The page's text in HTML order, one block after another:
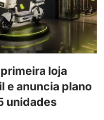
loja
e anuncia plano
unidades